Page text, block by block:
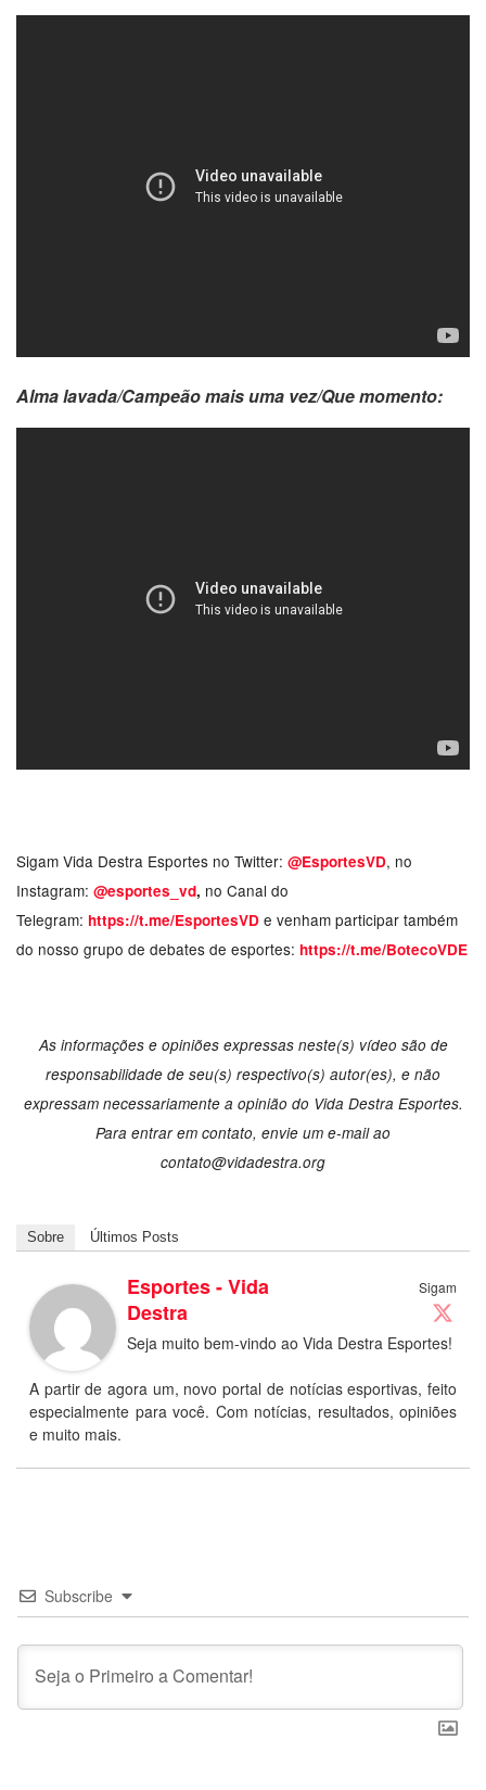
Alma lavada/Campeão mais uma vez/Que momento:
Sigam Vida Destra Esportes no Twitter: @EsportesVD, no
Instagram: @esportes_vd, no Canal do
Telegram: https://t.me/EsportesVD e venham participar também
do nosso grupo de debates de esportes: https://t.me/BotecoVDE
As informações e opiniões expressas neste(s) vídeo são de
responsabilidade de seu(s) respectivo(s) autor(es), e não
expressam necessariamente a opinião do Vida Destra Esportes.
Para entrar em contato, envie um e-mail ao
contato@vidadestra.org
Sobre Últimos Posts
Sigam
Esportes - Vida
Destra
Seja muito bem-vindo ao Vida Destra Esportes!
A partir de agora um, novo portal de notícias esportivas, feito
especialmente para você. Com notícias, resultados, opiniões
e muito mais.
Subscribe